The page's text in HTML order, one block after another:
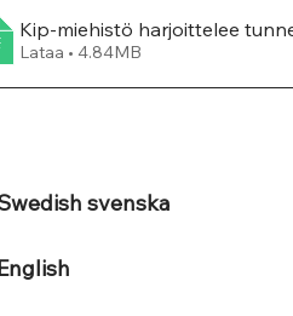
Kip-miehistö harjoittelee
Lataa • 4.84MB
svenska